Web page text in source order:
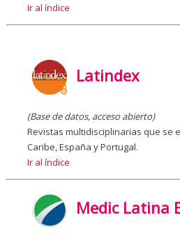
Ir al índice
Latindex
(Base de datos, acceso abierto)
Revistas multidisciplinarias que se
Caribe, España y Portugal.
Ir al índice
Medic Latina